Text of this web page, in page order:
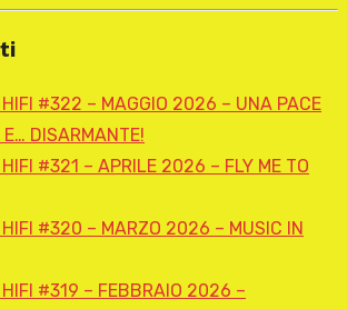
HIFI #322 – MAGGIO 2026 – UNA PACE
DISARMANTE!
HIFI #321 – APRILE 2026 – FLY ME TO
HIFI #320 – MARZO 2026 – MUSIC IN
HIFI #319 – FEBBRAIO 2026 –